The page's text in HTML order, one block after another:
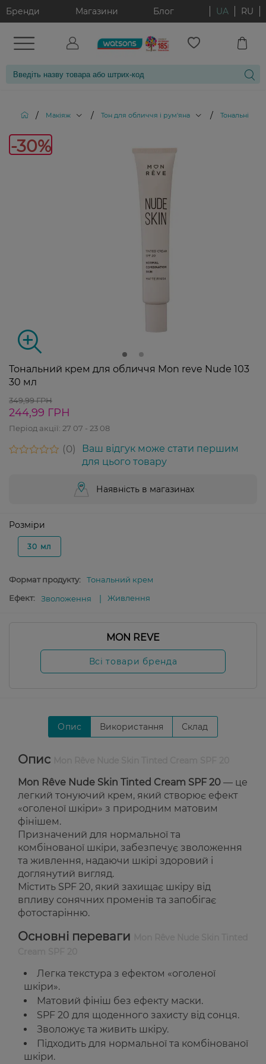
Бренди Магазини Блог UA RU
/ Макіяж / Тон для обличчя і рум'яна / Тональні
-30%
Тональний крем для обличчя Mon reve Nude 103
30 мл
349,99 ГРН
244,99 ГРН
Період акції: 27 07 - 23 08
0
Ваш відгук може стати першим
для цього товару
Наявність в магазинах
Розміри
30 мл
Формат продукту:
Тональний крем
Ефект:
Зволоження Живлення
MON REVE
Всі товари бренда
Опис Використання Склад
Опис
Mon Rêve Nude Skin Tinted Cream SPF 20 — це
легкий тонуючий крем, який створює ефект
«оголеної шкіри» з природним матовим
фінішем.
Призначений для нормальної та
комбінованої шкіри, забезпечує зволоження
та живлення, надаючи шкірі здоровий і
доглянутий вигляд.
Містить SPF 20, який захищає шкіру від
впливу сонячних променів та запобігає
фотостарінню.
Основні переваги
Легка текстура з ефектом «оголеної
шкіри».
Матовий фініш без ефекту маски.
SPF 20 для щоденного захисту від сонця.
Зволожує та живить шкіру.
Підходить для нормальної та комбінованої
шкіри.